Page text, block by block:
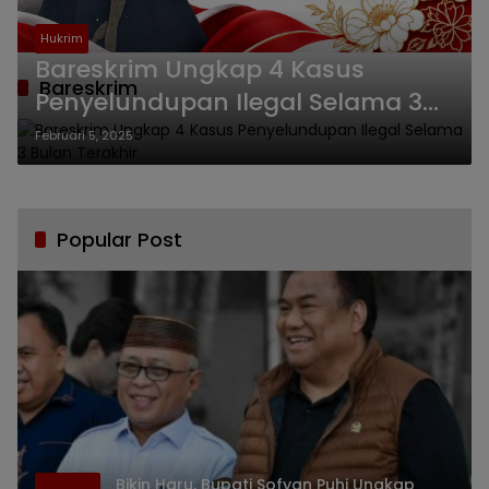
Bareskrim
Hukrim
Bareskrim Ungkap 4 Kasus
Penyelundupan Ilegal Selama 3
Bulan Terakhir
Februari 5, 2025
Popular Post